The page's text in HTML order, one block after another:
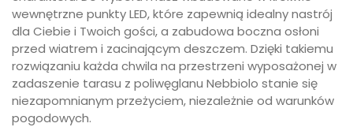
wewnętrzne punkty LED, które zapewnią idealny nastrój
dla Ciebie i Twoich gości, a zabudowa boczna osłoni
przed wiatrem i zacinającym deszczem. Dzięki takiemu
rozwiązaniu każda chwila na przestrzeni wyposażonej w
zadaszenie tarasu z poliwęglanu Nebbiolo stanie się
niezapomnianym przeżyciem, niezależnie od warunków
pogodowych.